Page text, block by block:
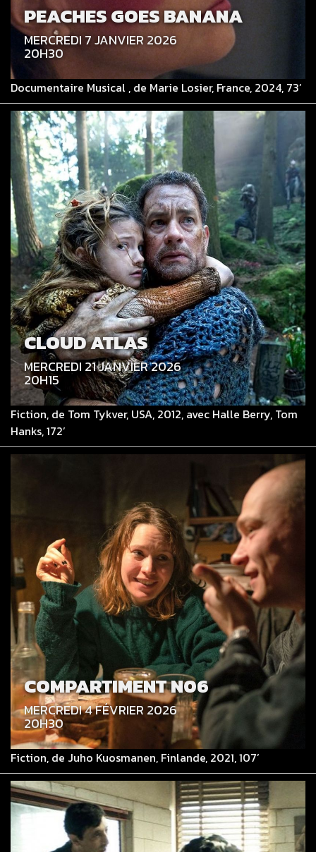
PEACHES GOES BANANA
MERCREDI 7 JANVIER 2026
20H30
Documentaire Musical , de Marie Losier, France, 2024, 73’
CLOUD ATLAS
MERCREDI 21 JANVIER 2026
20H15
Fiction, de Tom Tykver, USA, 2012, avec Halle Berry, Tom
Hanks, 172’
COMPARTIMENT N06
MERCREDI 4 FÉVRIER 2026
20H30
Fiction, de Juho Kuosmanen, Finlande, 2021, 107’